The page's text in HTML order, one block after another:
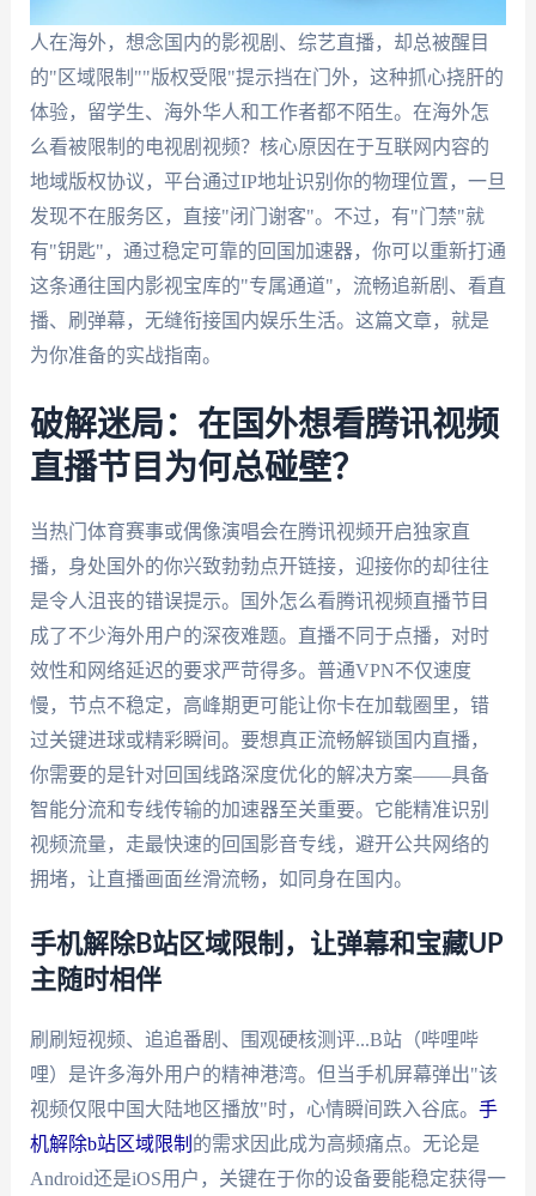
人在海外，想念国内的影视剧、综艺直播，却总被醒目
的"区域限制""版权受限"提示挡在门外，这种抓心挠肝的
体验，留学生、海外华人和工作者都不陌生。在海外怎
么看被限制的电视剧视频？核心原因在于互联网内容的
地域版权协议，平台通过IP地址识别你的物理位置，一旦
发现不在服务区，直接"闭门谢客"。不过，有"门禁"就
有"钥匙"，通过稳定可靠的回国加速器，你可以重新打通
这条通往国内影视宝库的"专属通道"，流畅追新剧、看直
播、刷弹幕，无缝衔接国内娱乐生活。这篇文章，就是
为你准备的实战指南。
破解迷局：在国外想看腾讯视频
直播节目为何总碰壁？
当热门体育赛事或偶像演唱会在腾讯视频开启独家直
播，身处国外的你兴致勃勃点开链接，迎接你的却往往
是令人沮丧的错误提示。国外怎么看腾讯视频直播节目
成了不少海外用户的深夜难题。直播不同于点播，对时
效性和网络延迟的要求严苛得多。普通VPN不仅速度
慢，节点不稳定，高峰期更可能让你卡在加载圈里，错
过关键进球或精彩瞬间。要想真正流畅解锁国内直播，
你需要的是针对回国线路深度优化的解决方案——具备
智能分流和专线传输的加速器至关重要。它能精准识别
视频流量，走最快速的回国影音专线，避开公共网络的
拥堵，让直播画面丝滑流畅，如同身在国内。
手机解除B站区域限制，让弹幕和宝藏UP
主随时相伴
刷刷短视频、追追番剧、围观硬核测评...B站（哔哩哔
哩）是许多海外用户的精神港湾。但当手机屏幕弹出"该
视频仅限中国大陆地区播放"时，心情瞬间跌入谷底。 手
机解除b站区域限制 的需求因此成为高频痛点。无论是
Android还是iOS用户，关键在于你的设备要能稳定获得一